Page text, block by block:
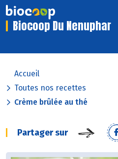
Biocoop Du Nenuphar
Accueil
Toutes nos recettes
Crème brûlée au thé
Partager sur